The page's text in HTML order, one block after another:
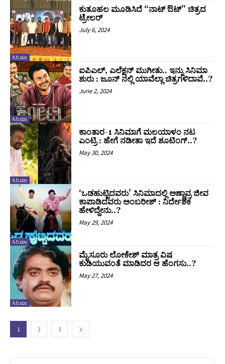
ಸಿನಿಮಾ
ಕುತೂಹಲ ಮೂಡಿಸಿದೆ “ನಾಟ್ ಔಟ್” ಚಿತ್ರದ
ಟ್ರೇಲರ್
July 6, 2024
ಸಿನಿಮಾ
ಐಪಿಎಲ್, ಎಲೆಕ್ಷನ್ ಮುಗೀತು.. ಇನ್ನು ಸಿನಿಮಾ
ಶುರು : ಜೂನ್ ನಲ್ಲಿ ಯಾವೆಲ್ಲಾ ಚಿತ್ರಗಳಿದಾವೆ..?
June 2, 2024
ಸಿನಿಮಾ
ಕಾಂತಾರ-1 ಸಿನಿಮಾಗೆ ಮಲಯಾಳಂ ನಟ
ಎಂಟ್ರಿ : ಹೇಗೆ ನಡೀತಾ ಇದೆ ಶೂಟಿಂಗ್..?
May 30, 2024
ಸಿನಿಮಾ
‘ಒಡಹುಟ್ಟಿದವರು’ ಸಿನಿಮಾದಲ್ಲಿ ಅಣ್ಣಾವ್ರ ಜೀವ
ಕಾಪಾಡಿದವರು ಅಂಬರೀಶ್ : ನಿರ್ದೇಶಕ
ಹೇಳಿದ್ದೇನು..?
May 29, 2024
ಸಿನಿಮಾ
ಮೈಸೂರು ಲೋಕೇಶ್ ಮಾತ್ರ ವಿಷ
ಕುಡಿಯುವಂತೆ ಮಾಡಿದರ ಆ ಹೆಂಗಸು..?
May 27, 2024
1 2 3